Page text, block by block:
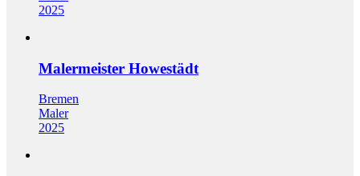
2025
Malermeister Howestädt
Bremen
Maler
2025